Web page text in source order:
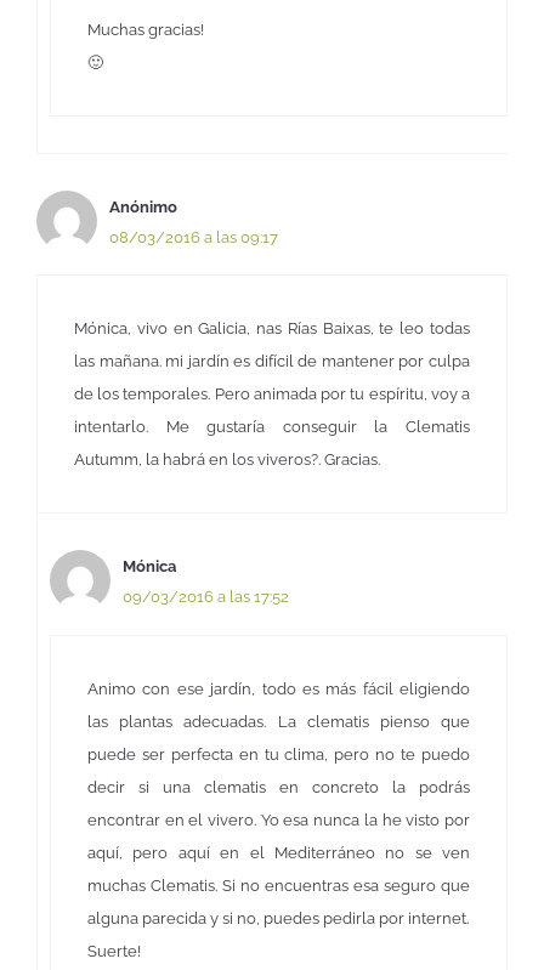
Muchas gracias!
🙂
Anónimo
08/03/2016 a las 09:17
Mónica, vivo en Galicia, nas Rías Baixas, te leo todas
las mañana. mi jardín es difícil de mantener por culpa
de los temporales. Pero animada por tu espíritu, voy a
intentarlo. Me gustaría conseguir la Clematis
Autumm, la habrá en los viveros?. Gracias.
Mónica
09/03/2016 a las 17:52
Animo con ese jardín, todo es más fácil eligiendo
las plantas adecuadas. La clematis pienso que
puede ser perfecta en tu clima, pero no te puedo
decir si una clematis en concreto la podrás
encontrar en el vivero. Yo esa nunca la he visto por
aquí, pero aquí en el Mediterráneo no se ven
muchas Clematis. Si no encuentras esa seguro que
alguna parecida y si no, puedes pedirla por internet.
Suerte!